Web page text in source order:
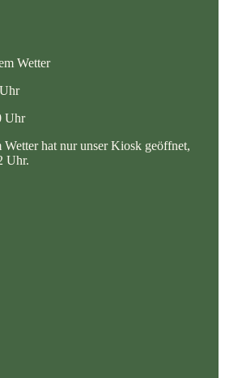
Wetter
Uhr
hat nur unser Kiosk geöffnet,
Uhr.